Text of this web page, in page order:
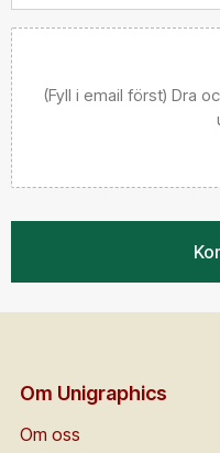
(Fyll i email först) Dra
Om Unigraphics
Om oss